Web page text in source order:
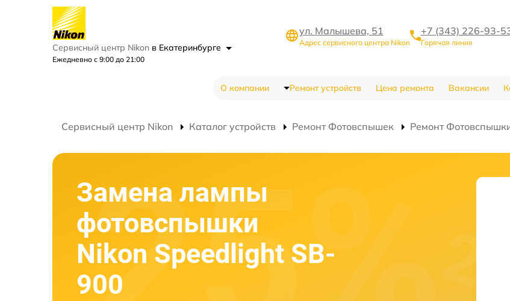
Сервисный центр Nikon в Екатеринбурге
Ежедневно с 9:00 до 21:00
ул. Малышева, 51
Адрес сервисного центра Nikon
+7 (343) 226-93-
Горячая линия
О компании Ремонт устройств Цена ремонта Вакансии
Сервисный центр Nikon Каталог устройств Ремонт Фотовспышек Ремонт
Замена лампы
фотовспышки
Nikon Speedlight SB-
900